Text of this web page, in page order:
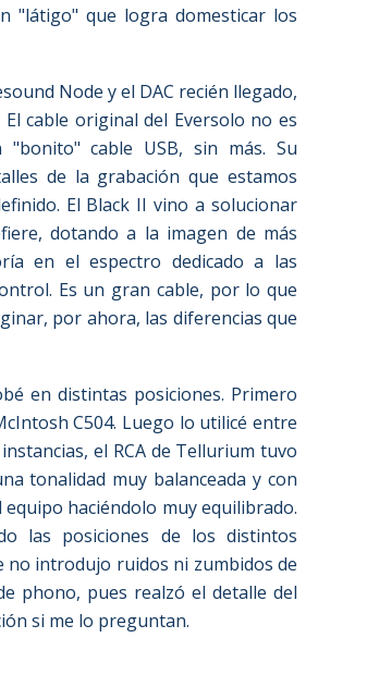
"látigo" que logra domesticar los
Node y el DAC recién llegado,
cable original del Eversolo no es
cable USB, sin más. Su
de la grabación que estamos
El Black II vino a solucionar
dotando a la imagen de más
en el espectro dedicado a las
Es un gran cable, por lo que
por ahora, las diferencias que
en distintas posiciones. Primero
C504. Luego lo utilicé entre
el RCA de Tellurium tuvo
tonalidad muy balanceada y con
haciéndolo muy equilibrado.
las posiciones de los distintos
no introdujo ruidos ni zumbidos de
phono, pues realzó el detalle del
si me lo preguntan.